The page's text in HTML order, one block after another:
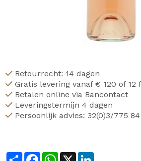
Retourrecht: 14 dagen
Gratis levering vanaf € 120 of 12
Betalen online via Bancontact
Leveringstermijn 4 dagen
Persoonlijk advies: 32(0)3/775
ShareFacebookWhatsApp
X